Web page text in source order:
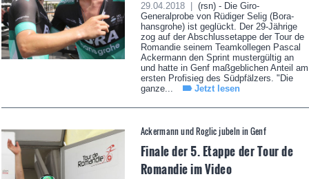
29.04.2018 |
(rsn) - Die Giro-
Generalprobe von Rüdiger Selig (Bora-
hansgrohe) ist geglückt. Der 29-Jährige
zog auf der Abschlussetappe der Tour de
Romandie seinem Teamkollegen Pascal
Ackermann den Sprint mustergültig an
und hatte in Genf maßgeblichen Anteil am
ersten Profisieg des Südpfälzers. "Die
ganze...
Jetzt lesen
Ackermann und Roglic jubeln in Genf
Finale der 5. Etappe der Tour de
Romandie im Video